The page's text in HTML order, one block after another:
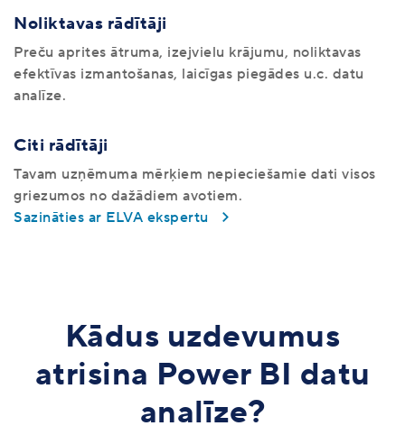
Noliktavas rādītāji
Preču aprites ātruma, izejvielu krājumu, noliktavas
efektīvas izmantošanas, laicīgas piegādes u.c. datu
analīze.
Citi rādītāji
Tavam uzņēmuma mērķiem nepieciešamie dati visos
griezumos no dažādiem avotiem.
Sazināties ar ELVA ekspertu
Kādus uzdevumus
atrisina Power BI datu
analīze?